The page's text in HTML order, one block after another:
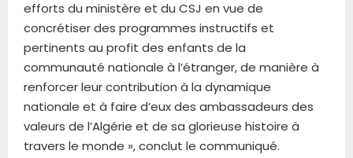
efforts du ministère et du CSJ en vue de
concrétiser des programmes instructifs et
pertinents au profit des enfants de la
communauté nationale à l’étranger, de manière à
renforcer leur contribution à la dynamique
nationale et à faire d’eux des ambassadeurs des
valeurs de l’Algérie et de sa glorieuse histoire à
travers le monde », conclut le communiqué.